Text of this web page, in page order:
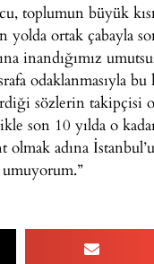
toplumun büyük
yolda ortak çabayla
inandığımız
odaklanmasıyla
sözlerin takipçisi
son 10 yılda o
adına
umuyorum.”